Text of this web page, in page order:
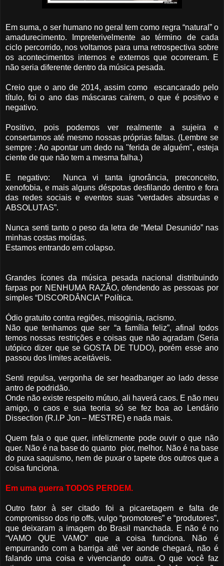
Em suma, o ser humano no geral tem como regra “natural” o
amadurecimento. Impreterivelmente ao término de cada
ciclo percorrido, nos voltamos para uma retrospectiva sobre
os acontecimentos internos e externos que ocorreram. E
não seria diferente dentro da música pesada.
Creio que o ano de 2014, assim como escancarado pelo
título, foi o ano das máscaras caírem, o que é positivo e
negativo.
Positivo, pois podemos ver realmente a sujeira e
consertamos até mesmo nossas próprias faltas. (Lembre se
sempre : Ao apontar um dedo na "ferida de alguém", esteja
ciente de que não tem a mesma falha.)
E negativo: Nunca vi tanta ignorância, preconceito,
xenofobia, e mais alguns déspotas desfilando dentro e fora
das redes sociais e eventos suas “verdades absurdas e
ABSOLUTAS”.
Nunca senti tanto o peso da letra de “Metal Desunido” nas
minhas costas moídas.
Estamos entrando em colapso.
Grandes ícones da música pesada nacional distribuindo
farpas por NENHUMA RAZÃO, ofendendo as pessoas por
simples “DISCORDÂNCIA” Política.
Ódio gratuito contra regiões, misoginia, racismo.
Não que tenhamos que ser “a família feliz”, afinal todos
temos nossas restrições e coisas que não agradam (Seria
utópico dizer que se GOSTA DE TUDO), porém esse ano
passou dos limites aceitáveis.
Senti repulsa, vergonha de ser headbanger ao lado desse
antro de podridão.
Onde não existe respeito mútuo, ali haverá caos. E não meu
amigo, o caos e sua teoria só se fez boa ao Lendário
Dissection (R.I.P Jon – MESTRE) e nada mais.
Quem fala o que quer, infelizmente pode ouvir o que não
quer. Não é na base do quanto pior, melhor. Não é na base
do puxa saquismo, nem de puxar o tapete dos outros que a
coisa funciona.
Em uma guerra TODOS PERDEM.
Outro fator à ser citado foi a picaretagem e falta de
compromisso dos rip offs, vulgo “promotores” e “produtores”,
que deixaram a imagem do Brasil manchada. E não é no
“VAMO QUE VAMO” que a coisa funciona. Não é
empurrando com a barriga até ver aonde chegará, não é
falando uma coisa e vivenciando outra. O que você faz